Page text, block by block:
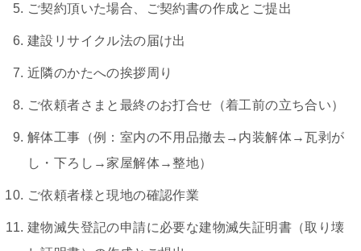
ご契約頂いた場合、ご契約書の作成とご提出
建設リサイクル法の届け出
近隣のかたへの挨拶周り
ご依頼者さまと最終のお打合せ（着工前の立ち合い）
解体工事（例：室内の不用品撤去→内装解体→瓦剥が
し・下ろし→家屋解体→整地）
ご依頼者様と現地の確認作業
建物滅失登記の申請に必要な建物滅失証明書（取り壊